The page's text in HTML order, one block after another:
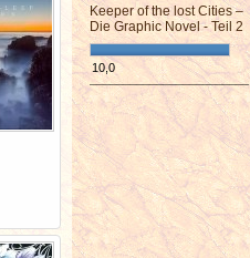
Keeper of the lost Cities –
Die Graphic Novel - Teil 2
10,0
¯¯¯¯¯¯¯¯¯¯¯¯¯¯¯¯¯¯¯¯¯¯¯¯